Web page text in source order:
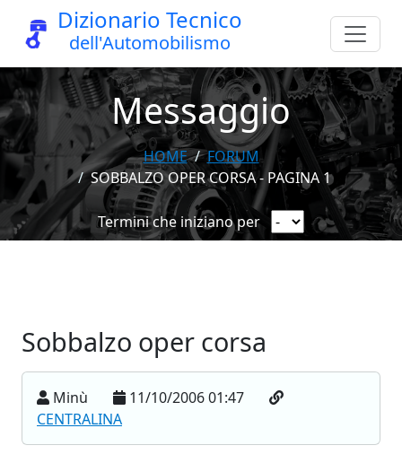
Dizionario Tecnico
dell'Automobilismo
Messaggio
HOME
FORUM
SOBBALZO OPER CORSA - PAGINA 1
Termini che iniziano per
Sobbalzo oper corsa
Minù
11/10/2006 01:47
CENTRALINA